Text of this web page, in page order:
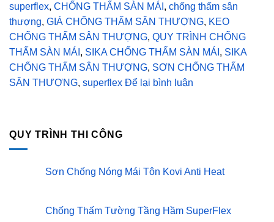
superflex, CHỐNG THẤM SÀN MÁI , chống thấm sân
thượng, GIÁ CHỐNG THẤM SÂN THƯỢNG, KEO
CHỐNG THẤM SÂN THƯỢNG, QUY TRÌNH CHỐNG
THẤM SÀN MÁI , SIKA CHỐNG THẤM SÀN MÁI , SIKA
CHỐNG THẤM SÂN THƯỢNG, SƠN CHỐNG THẤM
SÂN THƯỢNG, superflex Để lại bình luận
QUY TRÌNH THI CÔNG
Sơn Chống Nóng Mái Tôn Kovi Anti Heat
luận
ở
Chống Thấm Tường Tầng Hầm SuperFlex